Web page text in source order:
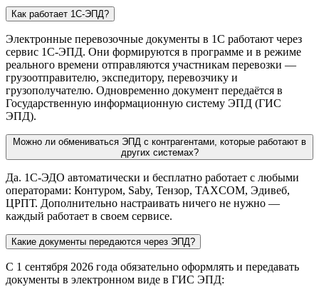
Как работает 1С-ЭПД?
Электронные перевозочные документы в 1С работают через
сервис 1С-ЭПД. Они формируются в программе и в режиме
реального времени отправляются участникам перевозки —
грузоотправителю, экспедитору, перевозчику и
грузополучателю. Одновременно документ передаётся в
Государственную информационную систему ЭПД (ГИС
ЭПД).
Можно ли обмениваться ЭПД с контрагентами, которые работают в
других системах?
Да. 1С-ЭДО автоматически и бесплатно работает с любыми
операторами: Контуром, Saby, Тензор, TAXCOM, Эдивеб,
ЦРПТ. Дополнительно настраивать ничего не нужно —
каждый работает в своем сервисе.
Какие документы передаются через ЭПД?
С 1 сентября 2026 года обязательно оформлять и передавать
документы в электронном виде в ГИС ЭПД: